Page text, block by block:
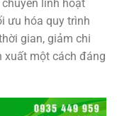
linh hoạt
ưu hóa quy trình
gian, giảm chi
xuất một cách đáng